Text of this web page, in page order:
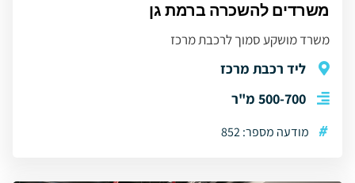
משרדים להשכרה ברמת גן
משרד מושקע סמוך לרכבת מרכז
ליד רכבת מרכז
500-700 מ"ר
# מודעה מספר: 852